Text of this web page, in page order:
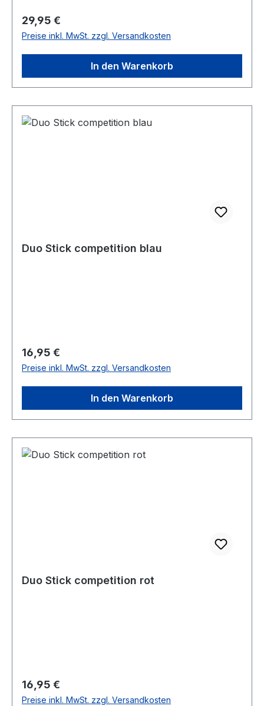
Regulärer Preis:
29,95 €
Preise inkl. MwSt. zzgl. Versandkosten
In den Warenkorb
Duo Stick competition blau
Regulärer Preis:
16,95 €
Preise inkl. MwSt. zzgl. Versandkosten
In den Warenkorb
Duo Stick competition rot
Regulärer Preis:
16,95 €
Preise inkl. MwSt. zzgl. Versandkosten